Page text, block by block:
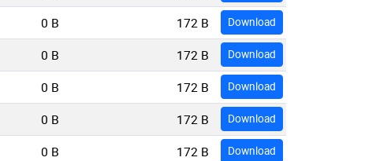
0 B 172 B Download
0 B 172 B Download
0 B 172 B Download
0 B 172 B Download
0 B 172 B Download